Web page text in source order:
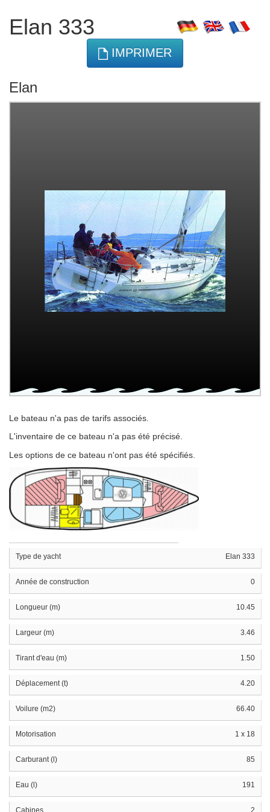
Elan 333
IMPRIMER
Elan
Le bateau n'a pas de tarifs associés.
L'inventaire de ce bateau n'a pas été précisé.
Les options de ce bateau n'ont pas été spécifiés.
Type de yacht Elan 333
Année de construction 0
Longueur (m) 10.45
Largeur (m) 3.46
Tirant d'eau (m) 1.50
Déplacement (t) 4.20
Voilure (m2) 66.40
Motorisation 1 x 18
Carburant (l) 85
Eau (l) 191
Cabines 2